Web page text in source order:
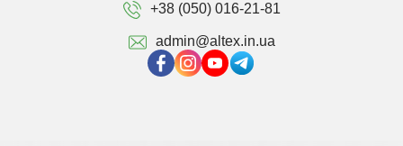
+38 (050) 016-21-81
admin@altex.in.ua